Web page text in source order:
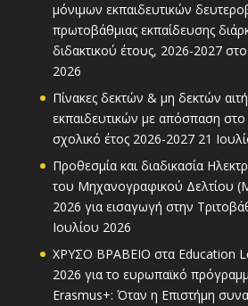
μόνιμων εκπαιδευτικών
πρωτοβάθμιας εκπαίδευσης
διδακτικού έτους, 2026-2027
2026
Πίνακες δεκτών & μη δεκτών
εκπαιδευτικών με απόσπαση
σχολικό έτος 2026-2027 21
Προθεσμία και διαδικασία
του Μηχανογραφικού Δελτίου
2026 για εισαγωγή στην
Ιουλίου 2026
ΧΡΥΣΟ ΒΡΑΒΕΙΟ στα Education
2026 για το ευρωπαϊκό
Erasmus+: Όταν η Επιστήμη